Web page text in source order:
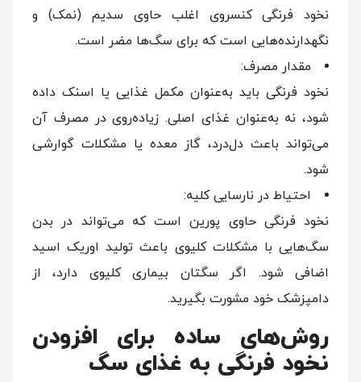
نخود فرنگی کنسروی اغلب حاوی سدیم (نمک) و
نگهدارنده‌هایی است که برای سگ‌ها مضر است.
مقدار مصرف:
نخود فرنگی باید به‌عنوان مکمل غذایی یا اسنک داده
شود، نه به‌عنوان غذای اصلی. زیاده‌روی در مصرف آن
می‌تواند باعث دل‌درد، گاز معده یا مشکلات گوارشی
شود.
احتیاط در نارسایی کلیه:
نخود فرنگی حاوی پورین است که می‌تواند در بدن
سگ‌هایی با مشکلات کلیوی باعث تولید اوریک اسید
اضافی شود. اگر سگتان بیماری کلیوی دارد، از
دامپزشک خود مشورت بگیرید.
روش‌های ساده برای افزودن
نخود فرنگی به غذای سگ